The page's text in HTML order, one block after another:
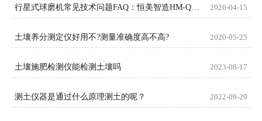
2026-04-15
土壤养分测定仪好用不?测量准确度高不高? 2020-05-25
土壤施肥检测仪能检测土壤吗 2023-08-17
测土仪器是通过什么原理测土的呢？ 2022-09-29